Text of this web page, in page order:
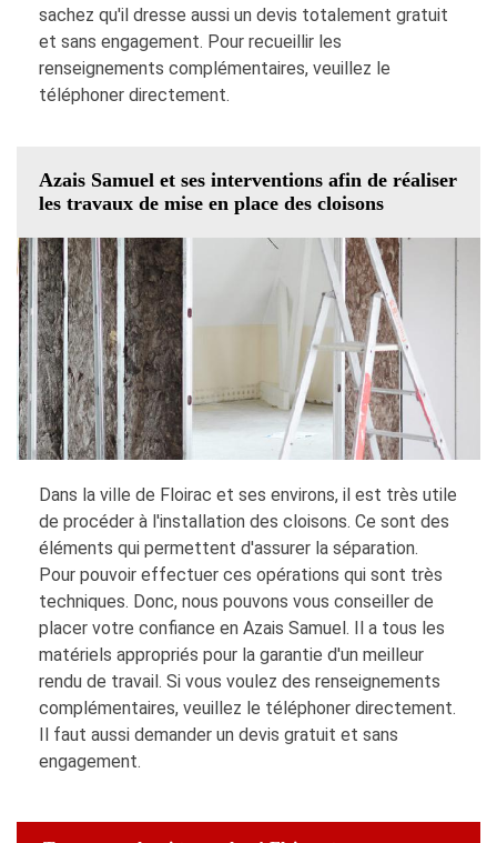
sachez qu'il dresse aussi un devis totalement gratuit
et sans engagement. Pour recueillir les
renseignements complémentaires, veuillez le
téléphoner directement.
Azais Samuel et ses interventions afin de réaliser
les travaux de mise en place des cloisons
Dans la ville de Floirac et ses environs, il est très utile
de procéder à l'installation des cloisons. Ce sont des
éléments qui permettent d'assurer la séparation.
Pour pouvoir effectuer ces opérations qui sont très
techniques. Donc, nous pouvons vous conseiller de
placer votre confiance en Azais Samuel. Il a tous les
matériels appropriés pour la garantie d'un meilleur
rendu de travail. Si vous voulez des renseignements
complémentaires, veuillez le téléphoner directement.
Il faut aussi demander un devis gratuit et sans
engagement.